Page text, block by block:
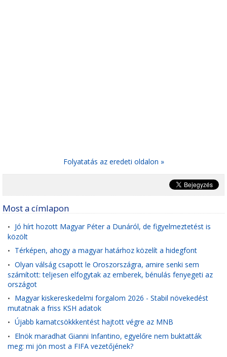
Folyatatás az eredeti oldalon »
Most a címlapon
• Jó hírt hozott Magyar Péter a Dunáról, de figyelmeztetést is
közölt
• Térképen, ahogy a magyar határhoz közelít a hidegfont
• Olyan válság csapott le Oroszországra, amire senki sem
számított: teljesen elfogytak az emberek, bénulás fenyegeti az
országot
• Magyar kiskereskedelmi forgalom 2026 - Stabil növekedést
mutatnak a friss KSH adatok
• Újabb kamatcsökkkentést hajtott végre az MNB
• Elnök maradhat Gianni Infantino, egyelőre nem buktatták
meg: mi jön most a FIFA vezetőjének?